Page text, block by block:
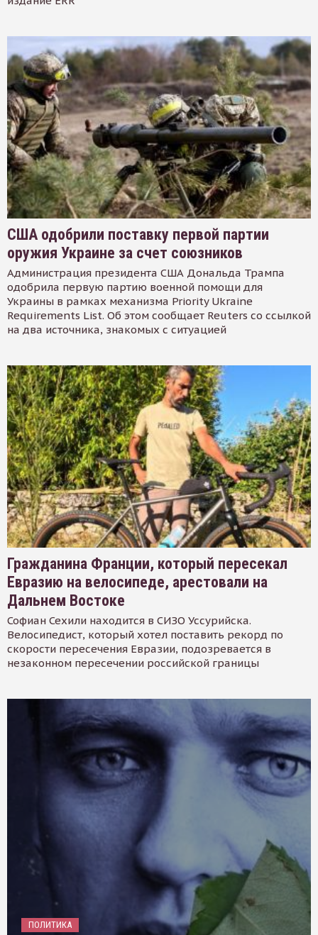
США одобрили поставку первой партии
оружия Украине за счет союзников
Администрация президента США Дональда Трампа
одобрила первую партию военной помощи для
Украины в рамках механизма Priority Ukraine
Requirements List. Об этом сообщает Reuters со ссылкой
на два источника, знакомых с ситуацией
Гражданина Франции, который пересекал
Евразию на велосипеде, арестовали на
Дальнем Востоке
Софиан Сехили находится в СИЗО Уссурийска.
Велосипедист, который хотел поставить рекорд по
скорости пересечения Евразии, подозревается в
незаконном пересечении российской границы
ПОЛИТИКА